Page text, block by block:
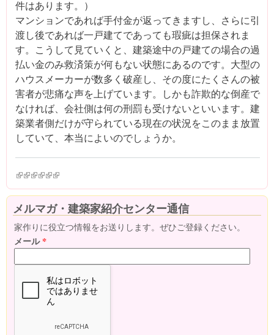
件はあります。）
マンションであれば手付金が返ってきますし、さらに引
渡し後であれば一戸建てであっても瑕疵は担保されま
す。こうして見ていくと、建築途中の戸建ての場合の過
払い金のみ救済策が何もない状態にあるのです。大型の
ハウスメーカーが数多く破産し、その度にたくさんの被
害者が悲痛な声を上げています。しかも詐欺的な倒産で
なければ、会社側は何の刑罰も受けないといいます。建
築業者側だけが守られている現在の状況をこのまま放置
していて、本当によいのでしょうか。
(link is external)
(link is external)
(link is external)
(link is external)
(link is external)
(link is external)
メルマガ・建築家紹介センター通信
家作りに役立つ情報をお送りします。ぜひご登録ください。
メール*